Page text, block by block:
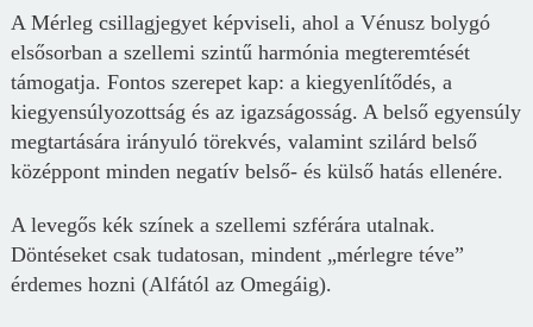
A Mérleg csillagjegyet képviseli, ahol a Vénusz bolygó
elsősorban a szellemi szintű harmónia megteremtését
támogatja. Fontos szerepet kap: a kiegyenlítődés, a
kiegyensúlyozottság és az igazságosság. A belső egyensúly
megtartására irányuló törekvés, valamint szilárd belső
középpont minden negatív belső- és külső hatás ellenére.
A levegős kék színek a szellemi szférára utalnak.
Döntéseket csak tudatosan, mindent „mérlegre téve”
érdemes hozni (Alfától az Omegáig).